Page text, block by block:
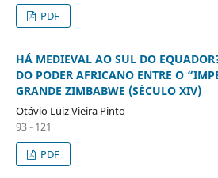
PDF
HÁ MEDIEVAL AO SUL DO
DO PODER AFRICANO ENTRE O
GRANDE ZIMBABWE (SÉCULO XIV)
Otávio Luiz Vieira Pinto
93 - 121
PDF